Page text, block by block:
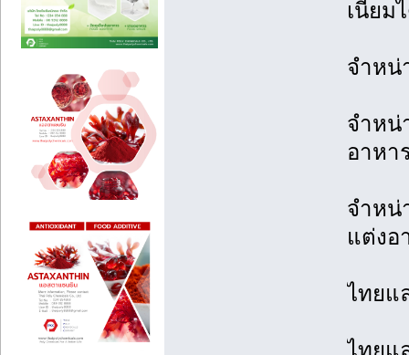
เนียม
จำหน่
จำหน่
อาหา
จำหน่
แต่งอ
ไทยแ